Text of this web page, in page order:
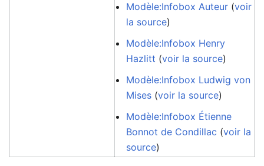
Modèle:Infobox Auteur (voir
la source)
Modèle:Infobox Henry
Hazlitt (voir la source)
Modèle:Infobox Ludwig von
Mises (voir la source)
Modèle:Infobox Étienne
Bonnot de Condillac (voir la
source)